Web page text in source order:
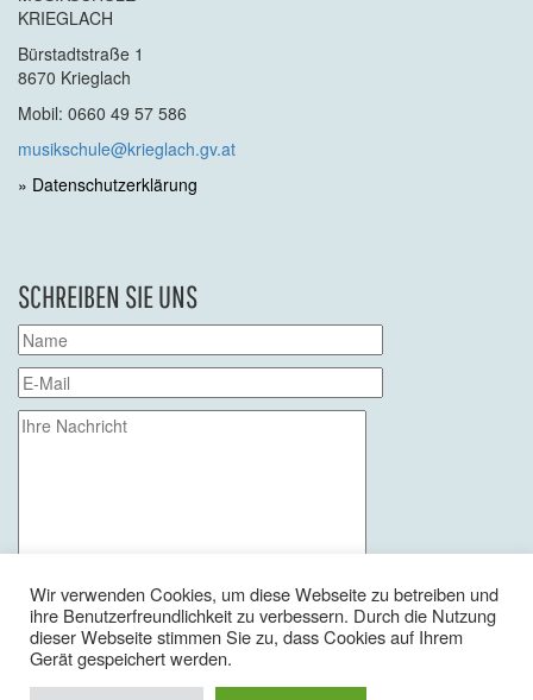
KRIEGLACH
Bürstadtstraße 1
8670 Krieglach
Mobil: 0660 49 57 586
musikschule@krieglach.gv.at
» Datenschutzerklärung
SCHREIBEN SIE UNS
Bitte
lassen
Sie
dieses
Feld
Bitte
lassen
Sie
dieses
Mit dem Absenden des Formulars stimme ich der
Verwendung meiner Daten im Sinne der
Datenschutzerklärung zu.
Wir verwenden Cookies, um diese Webseite zu betreiben und
ihre Benutzerfreundlichkeit zu verbessern. Durch die Nutzung
dieser Webseite stimmen Sie zu, dass Cookies auf Ihrem
Gerät gespeichert werden.